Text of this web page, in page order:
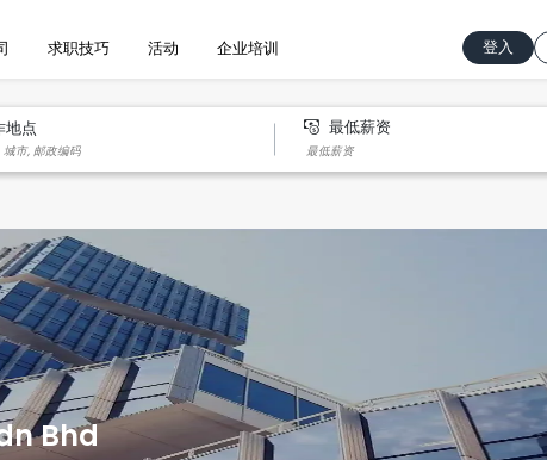
求职技巧 活动 企业培训 登入
地点 最低薪资
Bhd